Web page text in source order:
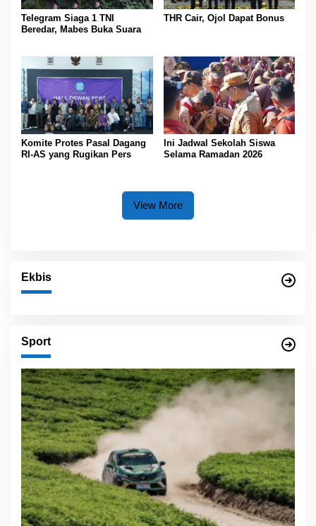
Telegram Siaga 1 TNI
Beredar, Mabes Buka Suara
THR Cair, Ojol Dapat Bonus
Komite Protes Pasal Dagang
RI-AS yang Rugikan Pers
Ini Jadwal Sekolah Siswa
Selama Ramadan 2026
View More
Ekbis
Sport